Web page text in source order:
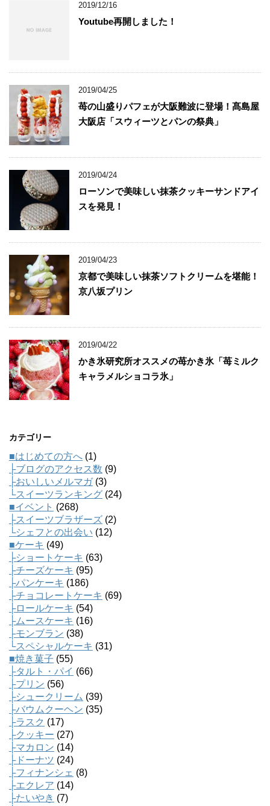
2019/12/16
Youtube再開しました！
2019/04/25
苺の山盛りパフェが大阪難波に登場！髙島屋
大阪店「スウィーツとパンの祭典」
2019/04/24
ローソンで美味しい抹茶クッキーサンドアイ
スを発見！
2019/04/23
京都で美味しい抹茶ソフトクリームを堪能！
京八坂プリン
2019/04/22
かき氷研究所オススメの苺かき氷「苺ミルク
キャラメルショコラ氷」
カテゴリー
■はじめての方へ (1)
├ブログのアクセス数 (9)
├おいしいメルマガ(3)
└スイーツランキング (24)
■イベント (268)
├スイーツブラザーズ (2)
└シェフとの出会い (12)
■ケーキ (49)
├ショートケーキ (63)
├チーズケーキ (95)
├パンケーキ (186)
├チョコレートケーキ (69)
├ロールケーキ (54)
├ムースケーキ (16)
├モンブラン (38)
└スペシャルケーキ (31)
■焼き菓子 (55)
├タルト・パイ (66)
├プリン (56)
├シュークリーム (39)
├バウムクーヘン (35)
├ラスク (17)
├クッキー (27)
├マカロン (14)
├ドーナツ (24)
├フィナンシェ (8)
├エクレア (14)
├たいやき (7)